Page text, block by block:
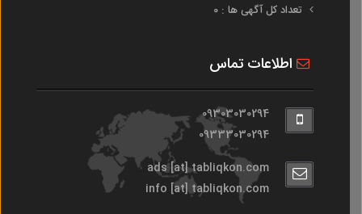
تعداد کل آگهی ها : 0
اطلاعات تماس
09303030294
09333030294
ads [at] tabliqkon.com
info [at] tabliqkon.com